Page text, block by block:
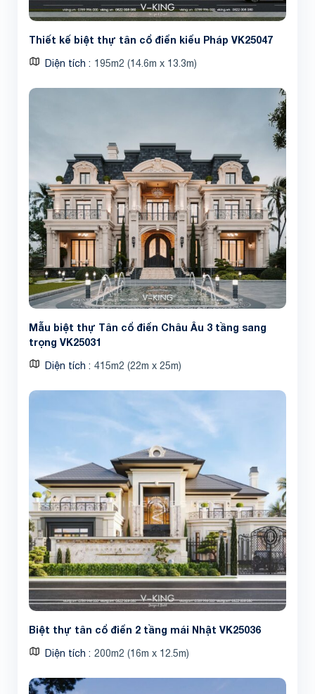
Thiết kế biệt thự tân cổ điển kiểu Pháp VK25047
Diện tích 195m2 (14.6m x 13.3m)
Mẫu biệt thự Tân cổ điển Châu Âu 3 tầng sang
trọng VK25031
Diện tích 415m2 (22m x 25m)
Biệt thự tân cổ điển 2 tầng mái Nhật VK25036
Diện tích 200m2 (16m x 12.5m)